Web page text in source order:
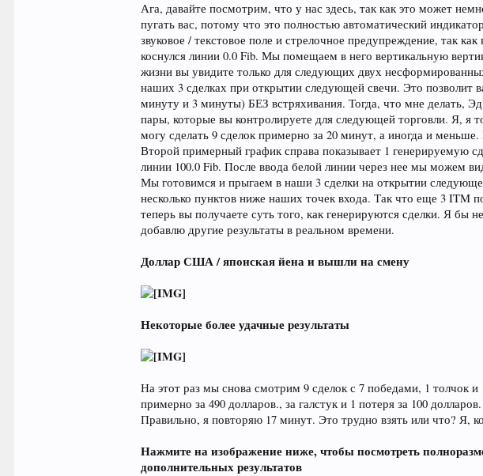
Ага, давайте посмотрим, что у нас здесь, так как это может
пугать вас, потому что это полностью автоматический
звуковое / текстовое поле и стрелочное предупреждение, так
коснулся линии 0.0 Fib. Мы помещаем в него вертикальную
жизни вы увидите только для следующих двух
наших 3 сделках при открытии следующей свечи. Это
минуту и 3 минуты) БЕЗ встряхивания. Тогда, что мне делать,
пары, которые вы контролируете для следующей торговли. Я, я
могу сделать 9 сделок примерно за 20 минут, а иногда и
Второй примерный график справа показывает 1 генерируемую
линии 100.0 Fib. После ввода белой линии через нее мы можем
Мы готовимся и прыгаем в наши 3 сделки на открытии
несколько пунктов ниже наших точек входа. Так что еще 3 ITM
теперь вы получаете суть того, как генерируются сделки. Я бы
добавлю другие результаты в реальном времени.
Доллар США / японская йена и вышли на смену
Некоторые более удачные результаты
На этот раз мы снова смотрим 9 сделок с 7 победами, 1 толчок
примерно за 490 долларов., за галстук и 1 потеря за 100
Правильно, я повторяю 17 минут. Это трудно взять или что? Я,
Нажмите на изображение ниже, чтобы посмотреть
дополнительных результатов